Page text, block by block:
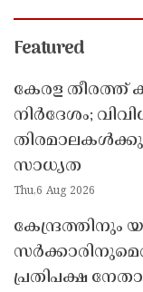
Featured
കേരള തീരത്ത്
നിർദേശം;
സാധ്യത
Thu,6 Aug 2026
പ്രതിപക്ഷ